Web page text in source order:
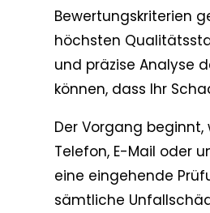
Bewertungskriterien
höchsten
und präzise Analyse
können, dass Ihr
Der Vorgang beginnt,
Telefon, E-Mail oder
eine eingehende
sämtliche